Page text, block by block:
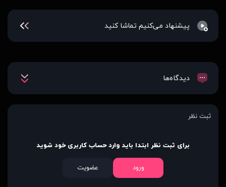
پیشنهاد می‌کنیم تماشا کنید
دیدگاه‌ها
ثبت نظر
برای ثبت نظر ابتدا باید وارد حساب کاربری خود شوید
ورود عضویت